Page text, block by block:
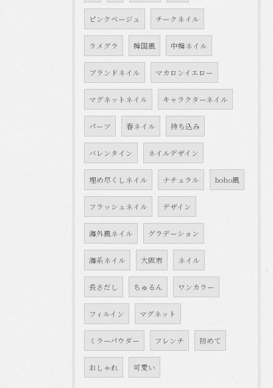
ピンクベージュ チークネイル
ラメグラ 韓国風 中韓ネイル
ブランドネイル マカロンイエロー
マグネットネイル キャラクターネイル
パーツ 春ネイル 持ち込み
バレンタイン ネイルデザイン
埋め尽くしネイル ナチュラル boho風
フラッシュネイル デザイン
海外風ネイル グラデーション
海系ネイル 大阪市 ネイル
長さだし ちゅるん ワンカラー
フィルイン マグネット
ミラーパウダー フレンチ 初めて
おしゃれ 可愛い